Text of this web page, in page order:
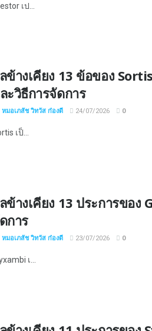
เป...
ข้างเคียง 13 ข้อของ
ะวิธีการจัดการ
หมอเภสัช วิทวัส ก๋องดี 24/07/2026 0
เป็...
ข้างเคียง 13 ประการของ
การ
หมอเภสัช วิทวัส ก๋องดี 23/07/2026 0
เ...